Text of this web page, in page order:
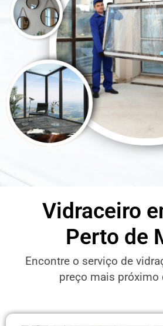
Vidraceiro
Perto de
Encontre o serviço de
preço mais próximo